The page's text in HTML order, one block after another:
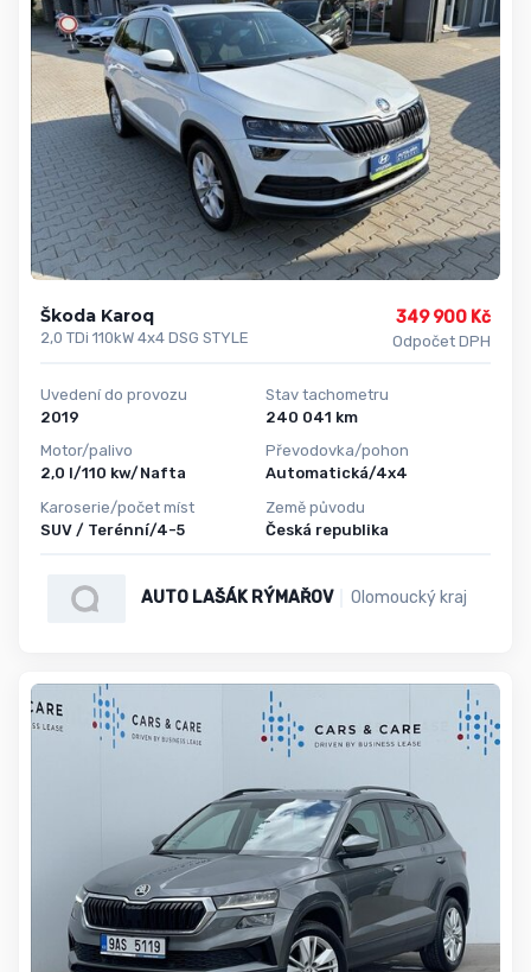
Škoda Karoq
2,0 TDi 110kW 4x4 DSG STYLE
349 900 Kč
Odpočet DPH
Uvedení do provozu
2019
Motor/palivo
2,0 l/110 kw/Nafta
Karoserie/počet míst
SUV / Terénní/4-5
Stav tachometru
240 041 km
Převodovka/pohon
Automatická/4x4
Země původu
Česká republika
AUTO LAŠÁK RÝMAŘOV Olomoucký kraj